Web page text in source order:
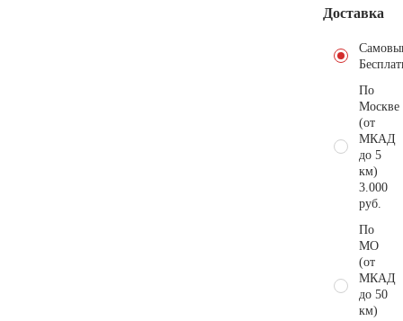
Доставка
По
Москве
(от
МКАД
до 5
км)
3.000
руб.
По
МО
(от
МКАД
до 50
км)